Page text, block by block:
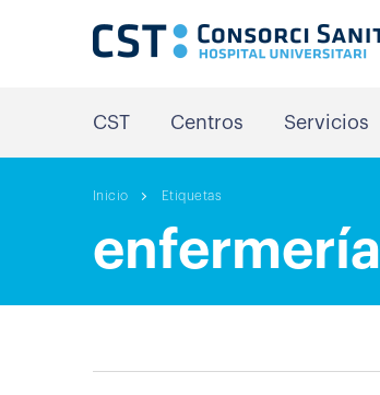
CST Centros Servicios
Inicio Etiquetas
enfermería